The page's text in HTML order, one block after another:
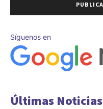
Síguenos en
Últimas Noticias